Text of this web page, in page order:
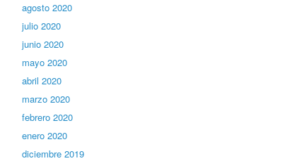
agosto 2020
julio 2020
junio 2020
mayo 2020
abril 2020
marzo 2020
febrero 2020
enero 2020
diciembre 2019